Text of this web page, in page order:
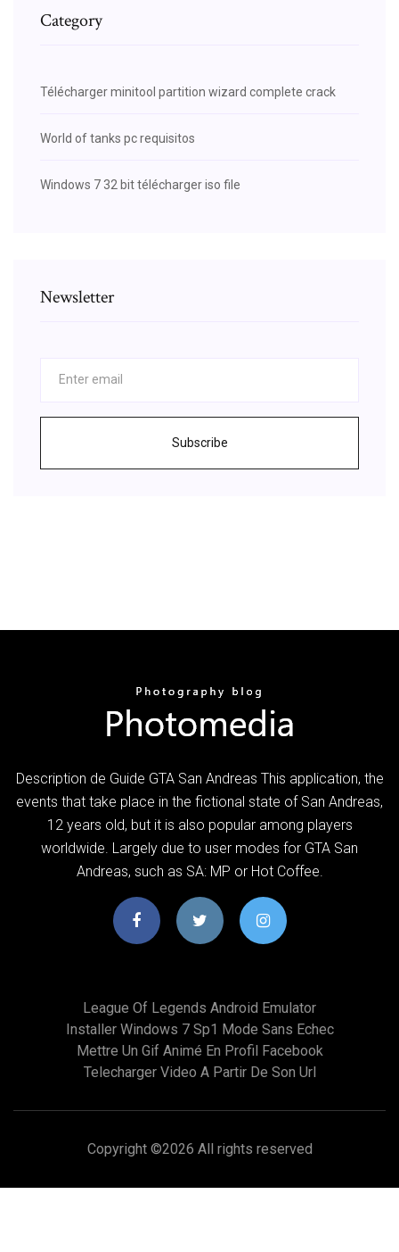
Category
Télécharger minitool partition wizard complete crack
World of tanks pc requisitos
Windows 7 32 bit télécharger iso file
Newsletter
Subscribe
Description de Guide GTA San Andreas This application, the
events that take place in the fictional state of San Andreas,
12 years old, but it is also popular among players
worldwide. Largely due to user modes for GTA San
Andreas, such as SA: MP or Hot Coffee.
League Of Legends Android Emulator
Installer Windows 7 Sp1 Mode Sans Echec
Mettre Un Gif Animé En Profil Facebook
Telecharger Video A Partir De Son Url
Copyright ©2026 All rights reserved